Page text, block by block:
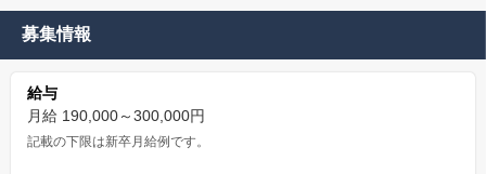
募集情報
給与
月給 190,000～300,000円
記載の下限は新卒月給例です。